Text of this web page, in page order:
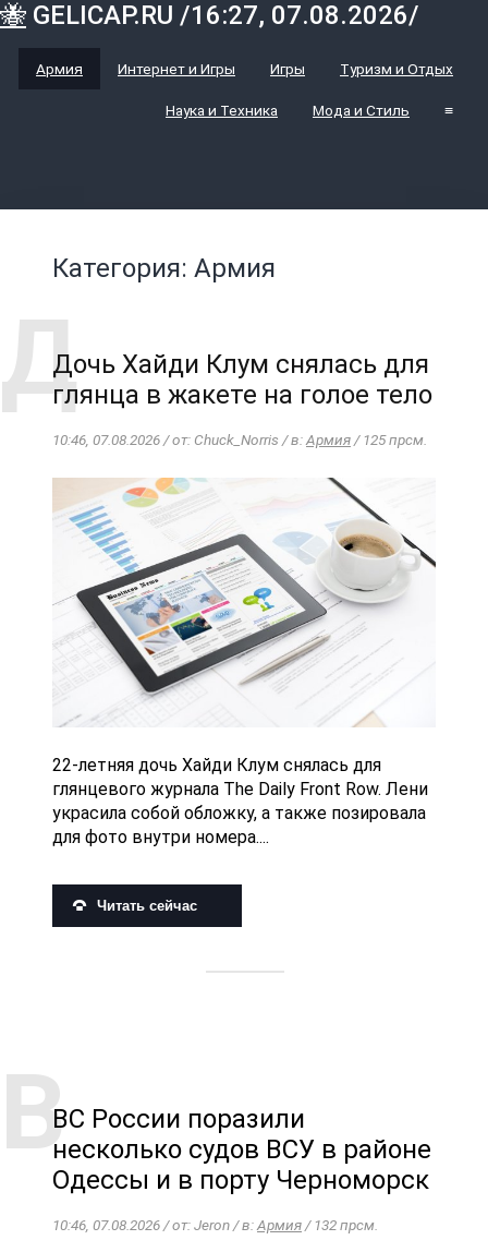
🐝 GELICAP.RU /16:27, 07.08.2026/
Армия Интернет и Игры Игры Туризм и Отдых
Наука и Техника Мода и Стиль ≡
Категория: Армия
Дочь Хайди Клум снялась для
глянца в жакете на голое тело
10:46, 07.08.2026 / от: Chuck_Norris / в:Армия/ 125 прсм.
22-летняя дочь Хайди Клум снялась для
глянцевого журнала The Daily Front Row. Лени
украсила собой обложку, а также позировала
для фото внутри номера....
Читать сейчас
ВС России поразили
несколько судов ВСУ в районе
Одессы и в порту Черноморск
10:46, 07.08.2026 / от: Jeron / в:Армия/ 132 прсм.